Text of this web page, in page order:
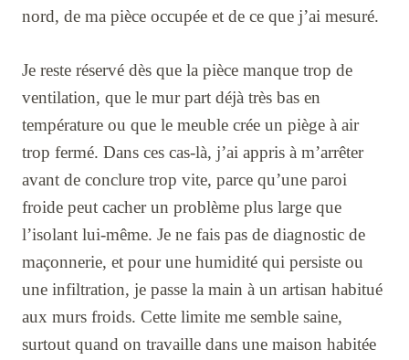
nord, de ma pièce occupée et de ce que j’ai mesuré.
Je reste réservé dès que la pièce manque trop de
ventilation, que le mur part déjà très bas en
température ou que le meuble crée un piège à air
trop fermé. Dans ces cas-là, j’ai appris à m’arrêter
avant de conclure trop vite, parce qu’une paroi
froide peut cacher un problème plus large que
l’isolant lui-même. Je ne fais pas de diagnostic de
maçonnerie, et pour une humidité qui persiste ou
une infiltration, je passe la main à un artisan habitué
aux murs froids. Cette limite me semble saine,
surtout quand on travaille dans une maison habitée